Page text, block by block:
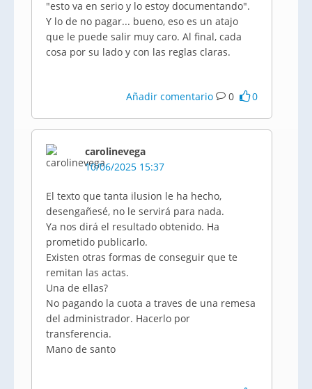
"esto va en serio y lo estoy documentando".
Y lo de no pagar... bueno, eso es un atajo
que le puede salir muy caro. Al final, cada
cosa por su lado y con las reglas claras.
Añadir comentario 0 0
carolinevega
10/06/2025 15:37
El texto que tanta ilusion le ha hecho,
desengañesé, no le servirá para nada.
Ya nos dirá el resultado obtenido. Ha
prometido publicarlo.
Existen otras formas de conseguir que te
remitan las actas.
Una de ellas?
No pagando la cuota a traves de una remesa
del administrador. Hacerlo por
transferencia.
Mano de santo